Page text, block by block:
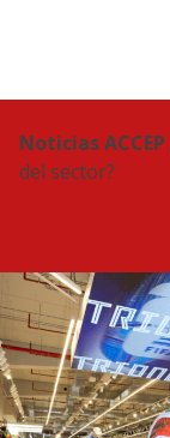
Noticias ACCEP
del sector?